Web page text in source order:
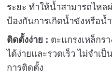
ระยะ ทำให้น้ำสามารถไหล
ป้องกันการเกิดน้ำขังหรือน้
ติดตั้งง่าย : ตะแกรงเหล็กร
ได้ง่ายและรวดเร็ว ไม่จำเ
การติดตั้ง